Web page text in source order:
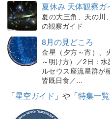
夏休み 天体観察ガ
夏の大三角、天の川
の観察ガイド
8月の見どころ
金星（夕方～宵）、
～明け方）／2日：
ルセウス座流星群が
皆既日食／…
「星空ガイド 」や「特集一覧